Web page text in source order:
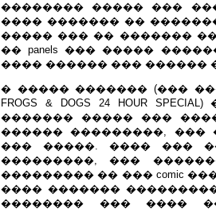
�������� ����� ���
���� ������� ��
����� ��� �� �������
�� panels ��� �����
���� ������ ��� ������
� ����� ������� (���
FROGS & DOGS 24 HOUR
������� ����� ���
������ ���������, ���
��� �����. ���� ���
���������, ���
��������� �� ��� comic
���� �������
�������� ��� ����